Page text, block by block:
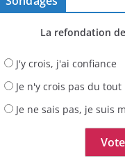
La refondation
J'y crois, j'ai confiance
Je n'y crois pas du tout
Je ne sais pas, je suis